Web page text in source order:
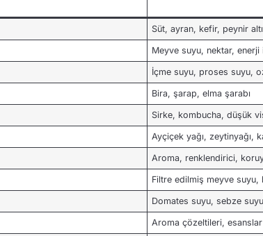
Süt, ayran, kefir, peynir
Meyve suyu, nektar,
İçme suyu, proses suyu,
Bira, şarap, elma şarabı
Sirke, kombucha, düşük
Ayçiçek yağı, zeytinyağı,
Aroma, renklendirici,
Filtre edilmiş meyve
Domates suyu, sebze suyu
Aroma çözeltileri, esanslar